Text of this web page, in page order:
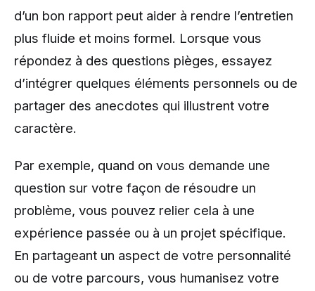
d’un bon rapport peut aider à rendre l’entretien
plus fluide et moins formel. Lorsque vous
répondez à des questions pièges, essayez
d’intégrer quelques éléments personnels ou de
partager des anecdotes qui illustrent votre
caractère.
Par exemple, quand on vous demande une
question sur votre façon de résoudre un
problème, vous pouvez relier cela à une
expérience passée ou à un projet spécifique.
En partageant un aspect de votre personnalité
ou de votre parcours, vous humanisez votre